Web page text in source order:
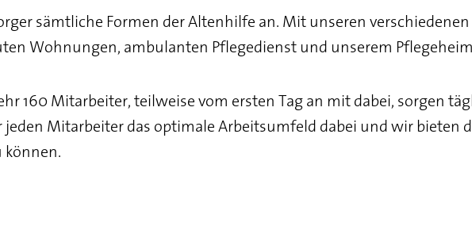
sämtliche Formen der Altenhilfe an. Mit unseren
Wohnungen, ambulanten Pflegedienst und unserem
160 Mitarbeiter, teilweise vom ersten Tag an mit dabei, sorgen
Mitarbeiter das optimale Arbeitsumfeld dabei und wir bieten
können.